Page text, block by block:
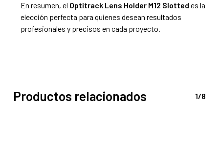
En resumen, el Optitrack Lens Holder M12 Slotted es la
elección perfecta para quienes desean resultados
profesionales y precisos en cada proyecto.
Productos relacionados 1/8